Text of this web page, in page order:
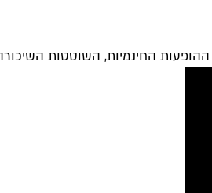
החינמיות, השוטטות